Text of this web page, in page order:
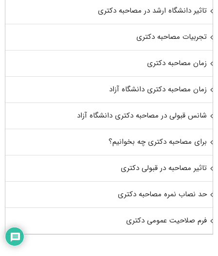
تاثیر دانشگاه ارشد در مصاحبه دکتری
تجربیات مصاحبه دکتری
زمان مصاحبه دکتری
زمان مصاحبه دکتری دانشگاه آزاد
شانس قبولی در مصاحبه دکتری دانشگاه آزاد
برای مصاحبه دکتری چه بخوانیم؟
تاثیر مصاحبه در قبولی دکتری
حد نصاب نمره مصاحبه دکتری
فرم صلاحیت عمومی دکتری